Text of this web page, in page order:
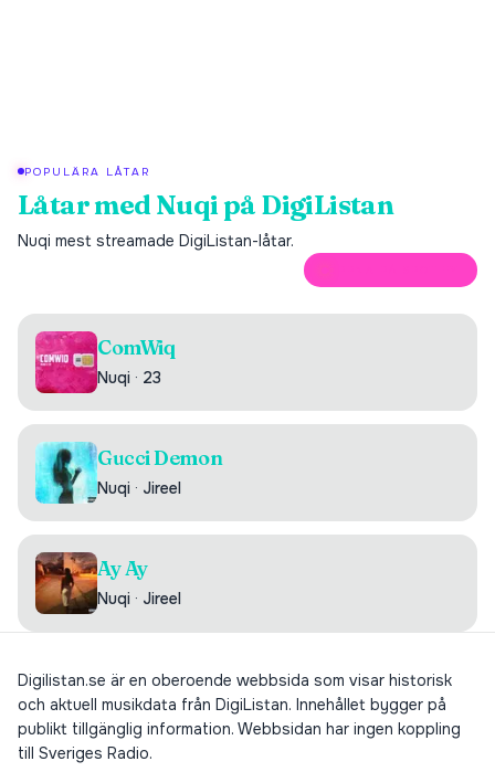
POPULÄRA LÅTAR
Låtar medNuqipå DigiListan
Nuqi mest streamade DigiListan-låtar.
ComWiq
Nuqi · 23
Gucci Demon
Nuqi · Jireel
Ay Ay
Nuqi · Jireel
Digilistan.se är en oberoende webbsida som visar historisk
och aktuell musikdata från DigiListan. Innehållet bygger på
publikt tillgänglig information. Webbsidan har ingen koppling
till Sveriges Radio.